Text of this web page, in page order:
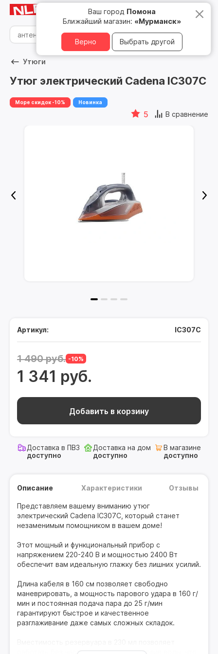
Мурманск
Ваш город Помона
Ближайший магазин: «Мурманск»
Верно Выбрать другой
8 800 500 05 15
Утюги
Утюг электрический Cadena IC307C
Море скидок -10% Новинка
5 В сравнение
Артикул: IC307C
1 490 руб. -10%
1 341 руб.
Добавить в корзину
Доставка в ПВЗ
доступно
Доставка на дом
доступно
В магазине
доступно
Описание
Представляем вашему вниманию утюг
электрический Cadena IC307C, который станет
незаменимым помощником в вашем доме!
Этот мощный и функциональный прибор с
напряжением 220-240 В и мощностью 2400 Вт
обеспечит вам идеальную глажку без лишних усилий.
Длина кабеля в 160 см позволяет свободно
маневрировать, а мощность парового удара в 160 г/
мин и постоянная подача пара до 25 г/мин
гарантируют быстрое и качественное
разглаживание даже самых сложных складок.
работать без частых перерывов на долив воды, что
Характеристики Отзывы